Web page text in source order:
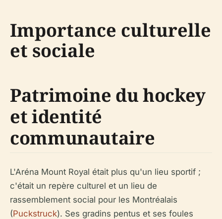
Importance culturelle
et sociale
Patrimoine du hockey
et identité
communautaire
L'Aréna Mount Royal était plus qu'un lieu sportif ;
c'était un repère culturel et un lieu de
rassemblement social pour les Montréalais
(Puckstruck). Ses gradins pentus et ses foules